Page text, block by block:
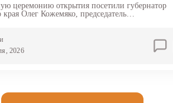
церемонию открытия посетили губернатор
Олег Кожемяко, председатель
2026